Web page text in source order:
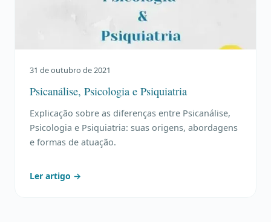
31 de outubro de 2021
Psicanálise, Psicologia e Psiquiatria
Explicação sobre as diferenças entre Psicanálise,
Psicologia e Psiquiatria: suas origens, abordagens
e formas de atuação.
Ler artigo →